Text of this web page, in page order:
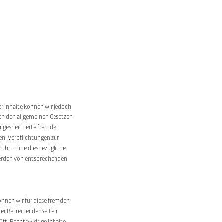
Inhalte können wir jedoch
den allgemeinen Gesetzen
gespeicherte fremde
Verpflichtungen zur
Eine diesbezügliche
von entsprechenden
wir für diese fremden
Betreiber der Seiten